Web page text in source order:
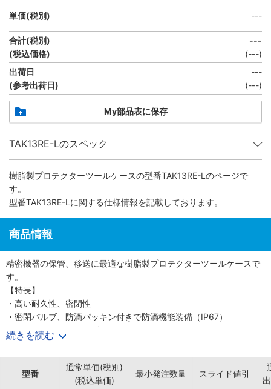
単価(税別) ---
合計(税別)
(税込価格)
---
(---)
出荷日
(参考出荷日)
---
(---)
My部品表に保存
TAK13RE-Lのスペック
樹脂製プロテクターツールケースの型番TAK13RE-Lのページで
す。
型番TAK13RE-Lに関する仕様情報を記載しております。
商品情報
精密機器の保管、移送に最適な樹脂製プロテクターツールケースで
す。
【特長】
・高い耐久性、密閉性
・密閉バルブ、防滴パッキン付きで防滴機能装備（IP67）
・フタの開閉がスムーズ
・シリンダー錠を取り付け可能
・切れ目入りウレタンクッションが付属
【仕様】
・材質（本体）：ポリプロピレン
続きを読む
型番
通常単価(税別)
(税込単価)
最小発注数量 スライド値引